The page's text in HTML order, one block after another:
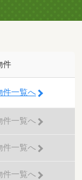
件
件一覧へ
件一覧へ
件一覧へ
件一覧へ